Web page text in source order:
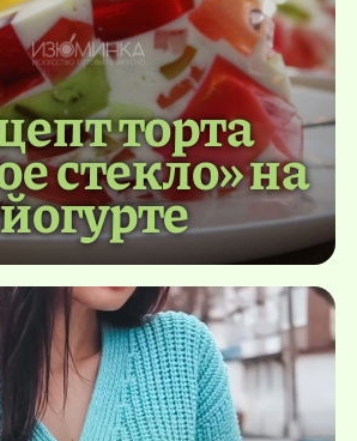
торта
стекло» на
йогурте